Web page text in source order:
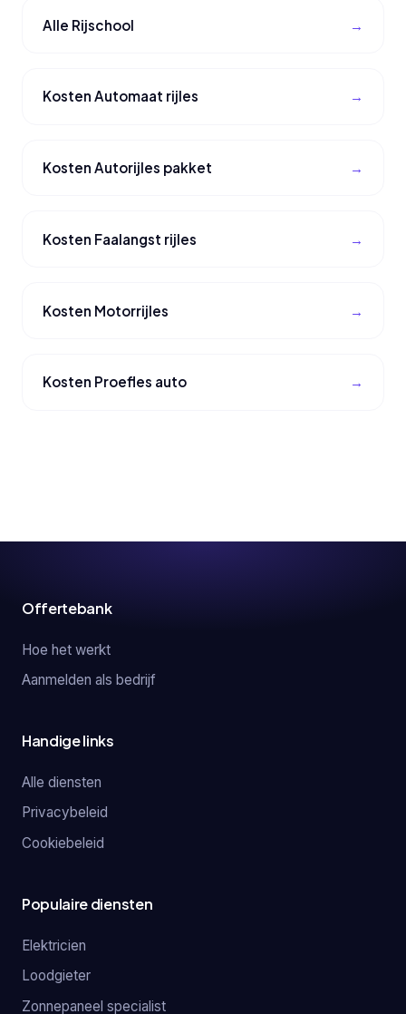
Alle Rijschool
Kosten Automaat rijles
Kosten Autorijles pakket
Kosten Faalangst rijles
Kosten Motorrijles
Kosten Proefles auto
Offertebank
Hoe het werkt
Aanmelden als bedrijf
Handige links
Alle diensten
Privacybeleid
Cookiebeleid
Populaire diensten
Elektricien
Loodgieter
Zonnepaneel specialist